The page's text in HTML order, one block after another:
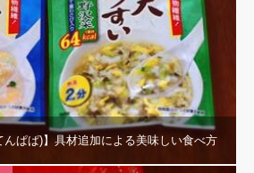
んぱぱ)】具材追加による美味しい食べ方